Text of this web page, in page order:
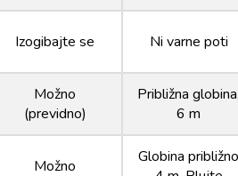
Izogibajte se Ni varne poti
Možno
(previdno)
Približna
6 m
Možno
Globina